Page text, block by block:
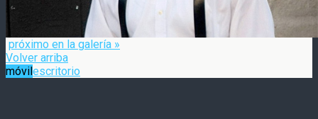
próximo en la galería »
Volver arriba
móvilescritorio